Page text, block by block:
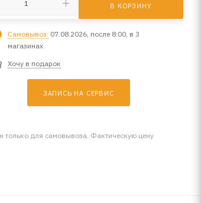
В КОРЗИНУ
Самовывоз: 07.08.2026, после 8:00, в 3
магазинах
Хочу в подарок
ЗАПИСЬ НА СЕРВИС
только для самовывоза. Фактическую цену